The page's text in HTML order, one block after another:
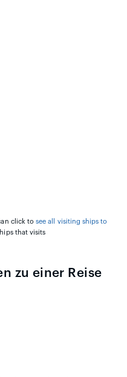
click tosee all visiting ships to
that visits
zu einer Reise